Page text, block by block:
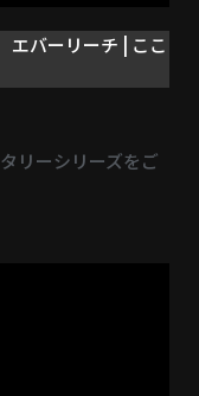
エバーリーチ | ここ
リーシリーズをご